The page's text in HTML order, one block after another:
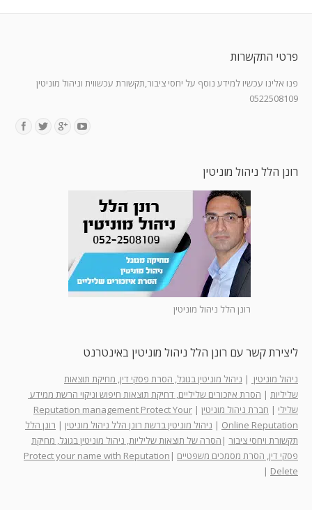
פרטי התקשרות
פנו אלינו עכשיו למידע נוסף על יחסי ציבור,תקשורת עכשווית וניהול מוניטין
0522508109
רונן הלל ניהול מוניטין
רונן הלל ניהול מוניטין
ליצירת קשר עם רונן הלל ניהול מוניטין באינטרנט
ניהול מוניטין | ניהול מוניטין בגוגל, הסרת פסקי דין, מחיקת תוצאות
שליליות | הסרת איזכורים שליליים, דחיקת תוצאות חיפוש וניקוי הרשת ממידע
שלילי | חברת ניהול מוניטין |
Reputation management Protect Your
Online Reputation
| ניהול מוניטין ברשת רונן הלל ניהול מוניטין | רונן הלל
תקשורת ויחסי ציבור | הסרה של תוצאות שליליות, ניהול מוניטין בגוגל, מחיקת
פסקי דין, הסרת מסמכים משפטיים |
Protect your name with Reputation
Delete
|